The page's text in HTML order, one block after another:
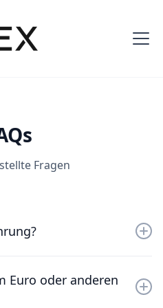
Fragen
ab. MTx ist nicht frei
und ist
Euro oder anderen